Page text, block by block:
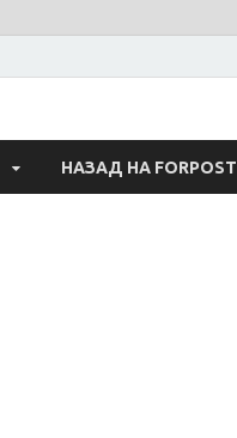
НАЗАД НА FORPOST